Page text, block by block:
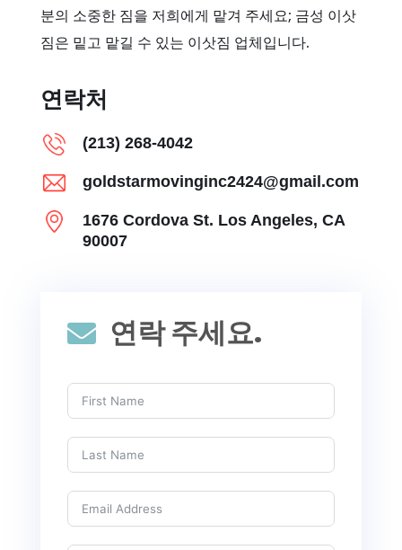
 연락 주세요.
분의 소중한 짐을 저희에게 맡겨 주세요; 금성 이삿
짐은 밑고 맡길 수 있는 이삿짐 업체입니다.
연락처
(213) 268-4042
goldstarmovinginc2424@gmail.com
1676 Cordova St. Los Angeles, CA
90007